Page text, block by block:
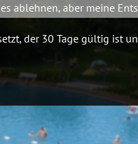
ablehnen, aber meine
der 30 Tage gültig ist